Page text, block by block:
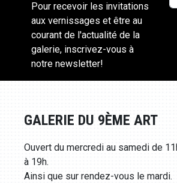
Pour recevoir les invitations
aux vernissages et être au
courant de l'actualité de la
galerie, inscrivez-vous à
notre newsletter!
GALERIE DU 9ÈME ART
Ouvert du mercredi au samedi de
à 19h.
Ainsi que sur rendez-vous le mardi.